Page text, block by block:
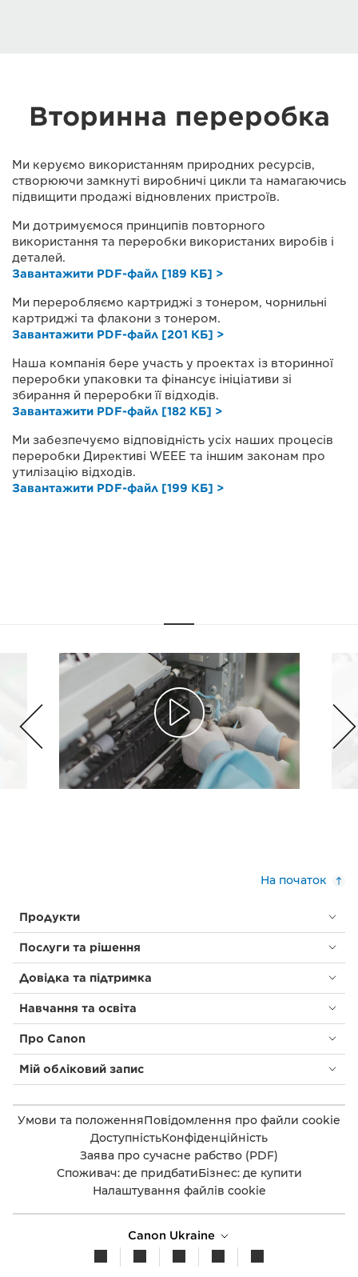
Вторинна переробка
Ми керуємо використанням природних ресурсів,
створюючи замкнуті виробничі цикли та намагаючись
підвищити продажі відновлених пристроїв.
Ми дотримуємося принципів повторного
використання та переробки використаних виробів і
деталей.
Завантажити PDF-файл [189 КБ] >
Ми переробляємо картриджі з тонером, чорнильні
картриджі та флакони з тонером.
Завантажити PDF-файл [201 КБ] >
Наша компанія бере участь у проектах із вторинної
переробки упаковки та фінансує ініціативи зі
збирання й переробки її відходів.
Завантажити PDF-файл [182 КБ] >
Ми забезпечуємо відповідність усіх наших процесів
переробки Директиві WEEE та іншим законам про
утилізацію відходів.
Завантажити PDF-файл [199 КБ] >
На початок
Продукти
Послуги та рішення
Довідка та підтримка
Навчання та освіта
Про Canon
Мій обліковий запис
Умови та положенняПовідомлення про файли cookie
ДоступністьКонфіденційність
Заява про сучасне рабство (PDF)
Споживач: де придбатиБізнес: де купити
Налаштування файлів cookie
Canon Ukraine